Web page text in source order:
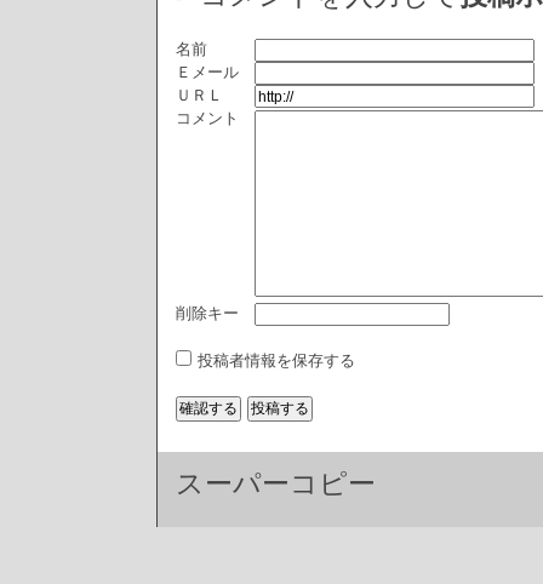
名前
Ｅメール
ＵＲＬ
コメント
削除キー
投稿者情報を保存する
スーパーコピー